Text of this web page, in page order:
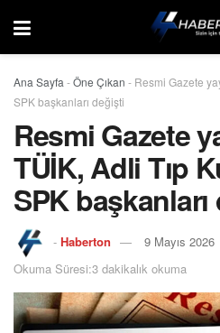
Ana Sayfa -Öne Çıkan - Resmi Gazete
SPK başkanları değişti
Resmi Gazete
TÜİK, Adli Tıp
SPK
- Haberton
9 Mayıs 2026
Okuma Süresi:3 dakikalık okuma